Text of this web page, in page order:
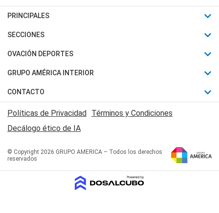
PRINCIPALES
Últimas Noticias
Política
Judiciales
Economia
SECCIONES
Horóscopo
Motores
Trucos caseros
Series y Películas
Edictos y Solicitadas
OVACIÓN DEPORTES
Fútbol
Mundial
Automovilismo
Rugby
Básquet
GRUPO AMÉRICA INTERIOR
Canal 7 en Vivo
San Juan 8
CONTACTO
Acerca de Nosotros
Contactanos
Políticas de Privacidad Términos y Condiciones
Decálogo ético de IA
© Copyright 2026 GRUPO AMERICA – Todos los derechos
reservados